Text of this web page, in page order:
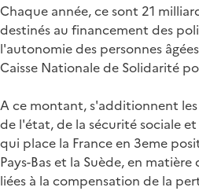
Chaque année, ce sont 21
destinés au financement des
l'autonomie des personnes
Caisse Nationale de Solidarité
A ce montant, s'additionnent
de l'état, de la sécurité sociale
qui place la France en 3eme
Pays-Bas et la Suède, en
liées à la compensation de la